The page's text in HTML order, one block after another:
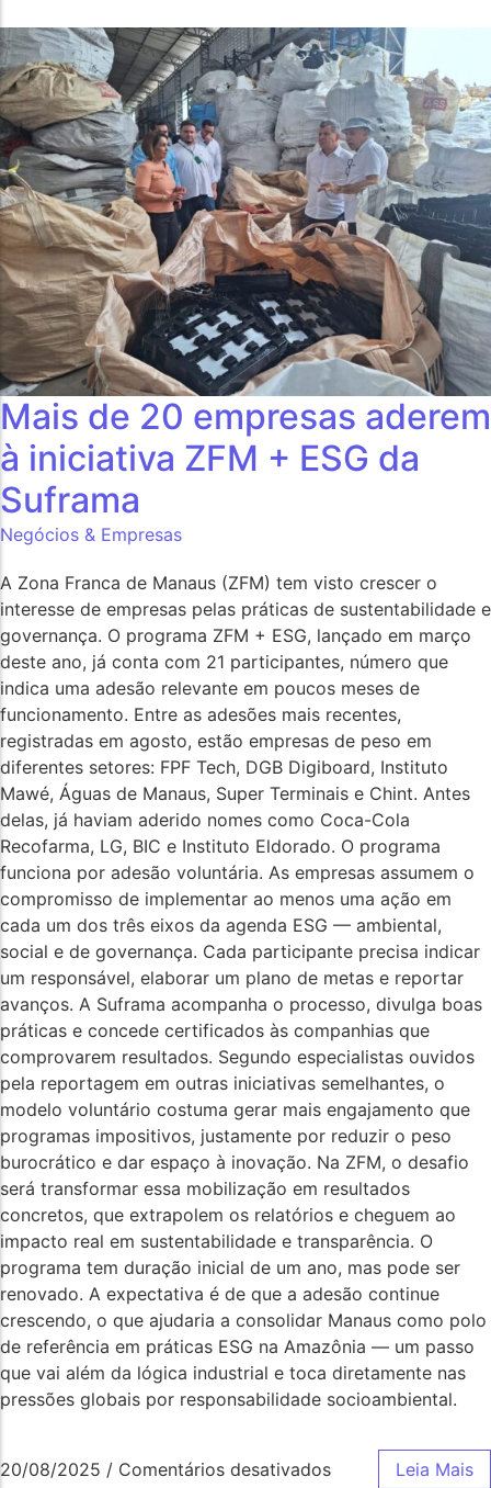
Mais de 20 empresas aderem
à iniciativa ZFM + ESG da
Suframa
Negócios & Empresas
A Zona Franca de Manaus (ZFM) tem visto crescer o
interesse de empresas pelas práticas de sustentabilidade e
governança. O programa ZFM + ESG, lançado em março
deste ano, já conta com 21 participantes, número que
indica uma adesão relevante em poucos meses de
funcionamento. Entre as adesões mais recentes,
registradas em agosto, estão empresas de peso em
diferentes setores: FPF Tech, DGB Digiboard, Instituto
Mawé, Águas de Manaus, Super Terminais e Chint. Antes
delas, já haviam aderido nomes como Coca-Cola
Recofarma, LG, BIC e Instituto Eldorado. O programa
funciona por adesão voluntária. As empresas assumem o
compromisso de implementar ao menos uma ação em
cada um dos três eixos da agenda ESG — ambiental,
social e de governança. Cada participante precisa indicar
um responsável, elaborar um plano de metas e reportar
avanços. A Suframa acompanha o processo, divulga boas
práticas e concede certificados às companhias que
comprovarem resultados. Segundo especialistas ouvidos
pela reportagem em outras iniciativas semelhantes, o
modelo voluntário costuma gerar mais engajamento que
programas impositivos, justamente por reduzir o peso
burocrático e dar espaço à inovação. Na ZFM, o desafio
será transformar essa mobilização em resultados
concretos, que extrapolem os relatórios e cheguem ao
impacto real em sustentabilidade e transparência. O
programa tem duração inicial de um ano, mas pode ser
renovado. A expectativa é de que a adesão continue
crescendo, o que ajudaria a consolidar Manaus como polo
de referência em práticas ESG na Amazônia — um passo
que vai além da lógica industrial e toca diretamente nas
pressões globais por responsabilidade socioambiental.
20/08/2025 / Comentários desativados Leia Mais